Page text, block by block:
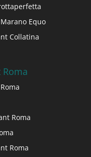
Equo
Collatina
Roma
Roma